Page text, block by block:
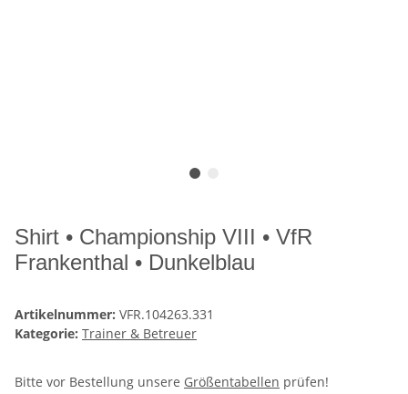
Shirt • Championship VIII • VfR
Frankenthal • Dunkelblau
Artikelnummer: VFR.104263.331
Kategorie: Trainer & Betreuer
Bitte vor Bestellung unsere Größentabellen prüfen!